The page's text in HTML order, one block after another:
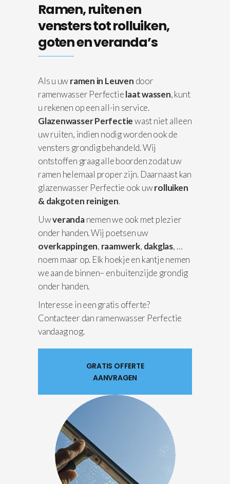
Ramen, ruiten en
vensters tot rolluiken,
goten en veranda’s
Als u uwramen in Leuven door
ramenwasser Perfectielaat wassen, kunt
u rekenen op een all-in service.
Glazenwasser Perfectiewast niet alleen
uw ruiten, indien nodig worden ook de
vensters grondig behandeld. Wij
ontstoffen graag alle boorden zodat uw
ramen helemaal proper zijn. Daarnaast kan
glazenwasser Perfectie ook uwrolluiken
& dakgoten reinigen.
Uwverandanemen we ook met plezier
onder handen. Wij poetsen uw
overkappingen, raamwerk, dakglas, …
noem maar op. Elk hoekje en kantje nemen
we aan de binnen– en buitenzijde grondig
onder handen.
Interesse in een gratis offerte?
Contacteer dan ramenwasser Perfectie
vandaag nog.
GRATIS OFFERTE
AANVRAGEN